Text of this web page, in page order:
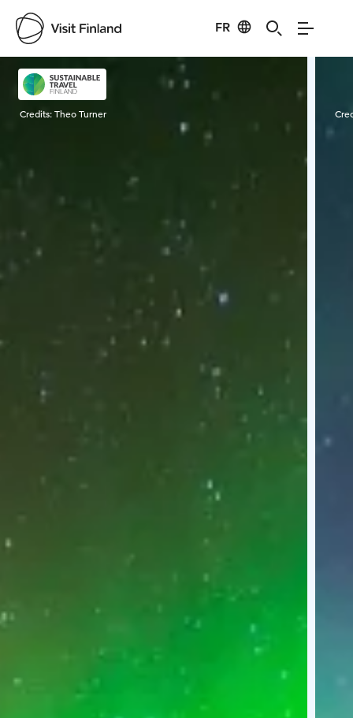
FR
Visit Finland
Credits:Theo Turner